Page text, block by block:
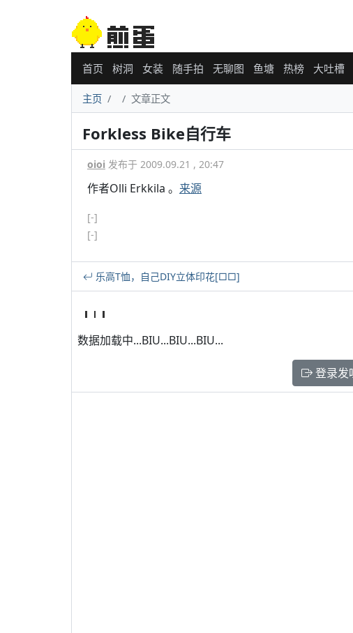
首页 树洞 女装 随手拍 无聊图 鱼塘 热榜 大吐槽
主页 文章正文
Forkless Bike自行车
oioi 发布于 2009.09.21 , 20:47
作者Olli Erkkila 。 来源
[-]
[-]
乐高T恤，自己DIY立体印花[□□]
数据加载中...BIU...BIU...BIU...
登录发